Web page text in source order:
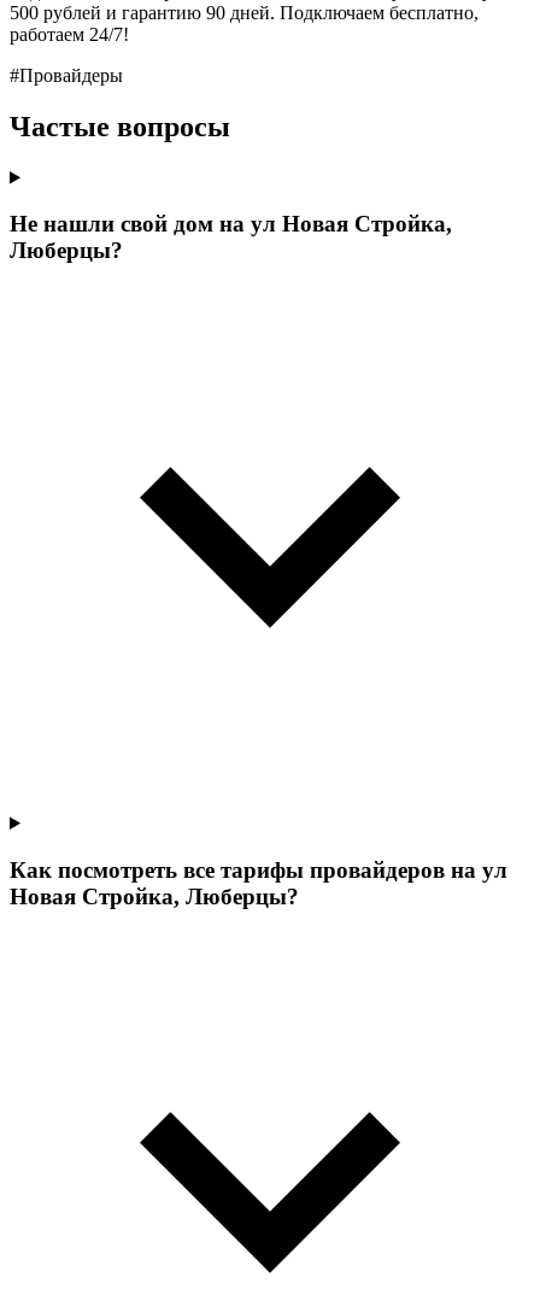
500 рублей и гарантию 90 дней. Подключаем бесплатно,
работаем 24/7!
#Провайдеры
Частые вопросы
Не нашли свой дом на ул Новая Стройка,
Люберцы?
Как посмотреть все тарифы провайдеров на ул
Новая Стройка, Люберцы?